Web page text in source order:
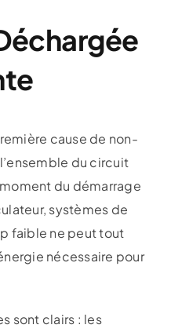
cause de non-
du circuit
du démarrage
systèmes de
faible ne peut tout
nécessaire pour
sont clairs : les